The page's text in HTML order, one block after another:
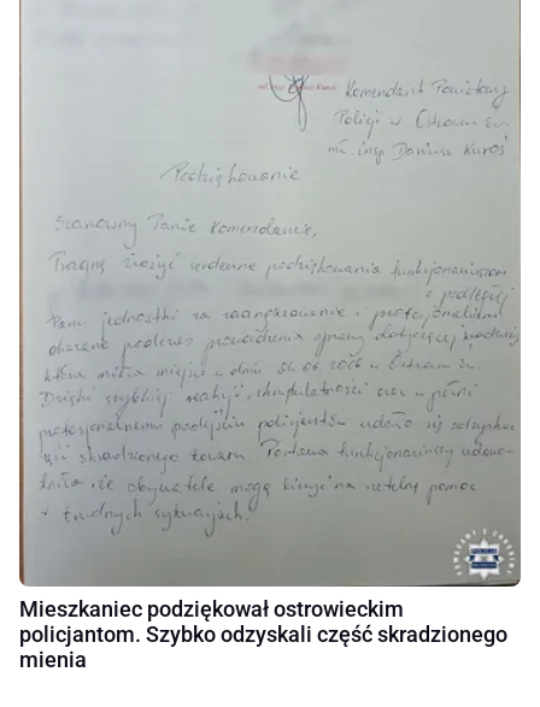
Mieszkaniec podziękował ostrowieckim
policjantom. Szybko odzyskali część skradzionego
mienia